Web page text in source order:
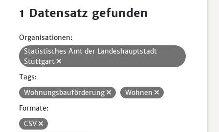
1 Datensatz gefunden
Organisationen:
Statistisches Amt der Landeshauptstadt
Stuttgart
Tags:
Wohnungsbauförderung
Wohnen
Formate:
CSV